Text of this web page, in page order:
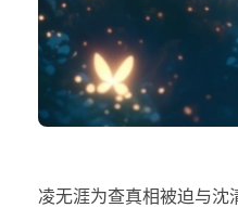
凌无涯为查真相被迫与沈